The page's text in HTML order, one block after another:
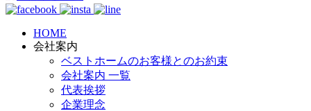
HOME
会社案内
ベストホームのお客様とのお約束
会社案内 一覧
代表挨拶
企業理念